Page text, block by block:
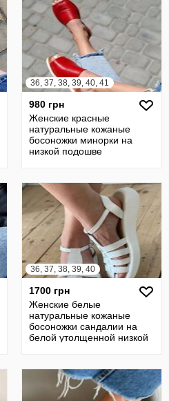
36, 37, 38, 39, 40, 41
980 грн
Женские красные
натуральные кожаные
босоножки минорки на
низкой подошве
36, 37, 38, 39, 40
1700 грн
Женские белые
натуральные кожаные
босоножки сандалии на
белой утолщенной низкой